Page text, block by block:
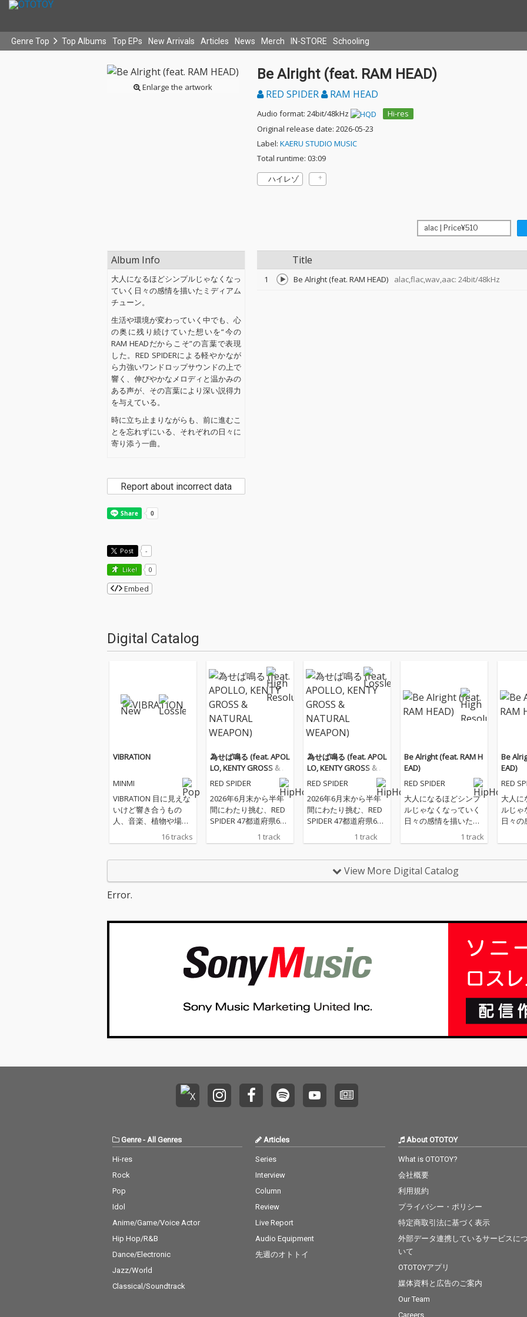
Genre Top Top Albums Top EPs New Arrivals Articles News Merch IN-STORE Schooling
Enlarge the artwork
Be Alright (feat. RAM HEAD)
RED SPIDER RAM HEAD
Audio format: 24bit/48kHz
Hi-res
Original release date: 2026-05-23
Label: KAERU STUDIO MUSIC
Total runtime: 03:09
ハイレゾ
Title
1 Be Alright (feat. RAM HEAD) alac,flac,wav,aac: 24bit/48kHz
Album Info
大人になるほどシンプルじゃなくなっ
ていく日々の感情を描いたミディアム
チューン。
生活や環境が変わっていく中でも、心
の奥に残り続けていた想いを“今の
RAM HEADだからこそ”の言葉で表現
した。RED SPIDERによる軽やかなが
ら力強いワンドロップサウンドの上で
響く、伸びやかなメロディと温かみの
ある声が、その言葉により深い説得力
を与えている。
時に立ち止まりながらも、前に進むこ
とを忘れずにいる、それぞれの日々に
寄り添う一曲。
Report about incorrect data
Post -
Like! 0
Embed
Digital Catalog
VIBRATION
MINMI
VIBRATION 目に見えな
いけど響き合うもの
人、音楽、植物や場
所 空気感や響き 最近
は "Good Vibes " な
丁寧に一つ一つの工程
今や3分で生成できる
られた音 抱擁、別離、
葛藤や気づきから生ま
の"VIBRATION"を味わ
きっかけにお役立てて
をあげるノリノリの曲
落ち着ける曲、 メディ
出す曲、眠れる曲、 涙
を流しきれる曲、など
心を綺麗に洗い流せる
います。
16 tracks
為せば鳴る (feat. APOL
LO, KENTY GROSS & N
ATURAL WEAPON)
RED SPIDER
2026年6月末から半年
間にわたり挑む、RED
SPIDER 47都道府県60
カ所ワンマンツアー20
26 -為せば鳴る、鳴ら
上げた今作は、ツアー
ル・アンセム。イント
ロから始まる咆哮のよ
うなフックは、初めて
聴いた瞬間からライブ
せる。 前面に押し出さ
ンドは、まるで最終決
感と高揚感を放ち、
「声上げろ今」「世代
ックには、これから始
まる全国60カ所への覚
悟がにじむ。 “世の中
総力戦のアンセム。
1 track
為せば鳴る (feat. APOL
LO, KENTY GROSS & N
ATURAL WEAPON)
RED SPIDER
2026年6月末から半年
間にわたり挑む、RED
SPIDER 47都道府県60
カ所ワンマンツアー20
26 -為せば鳴る、鳴ら
のテーマソング。 APO
LLO、KENTY GROSS、
上げた今作は、ツアー
ル・アンセム。イント
ロから始まる咆哮のよ
うなフックは、初めて
せる。 前面に押し出さ
ンドは、まるで最終決
感と高揚感を放ち、
「声上げろ今」「世代
まる全国60カ所への覚
1 track
Be Alright (feat. RAM H
EAD)
RED SPIDER
大人になるほどシンプ
ルじゃなくなっていく
日々の感情を描いたミ
ディアムチューン。 生
活や環境が変わってい
り続けていた想いを“今
のRAM HEADだからこ
ロップサウンドの上で
ディと温かみのある声
が、その言葉により深
がらも、前に進むこと
を忘れずにいる、それ
ぞれの日々に寄り添う
1 track
Be
EAD)
RED
大人に
ルじゃ
日々の
ディア
活や環
ロップ
ディと
が、そ
がらも
を忘れ
ぞれの
一曲。
View More Digital Catalog
Error.
Genre- All Genres
Hi-res
Rock
Pop
Idol
Anime/Game/Voice Actor
Hip Hop/R&B
Dance/Electronic
Jazz/World
Classical/Soundtrack
Articles
Series
Interview
Column
Review
Live Report
Audio Equipment
先週のオトトイ
About OTOTOY
What is OTOTOY?
会社概要
利用規約
プライバシー・ポリシー
特定商取引法に基づく表示
外部データ連携しているサービスにつ
いて
OTOTOYアプリ
媒体資料と広告のご案内
Our Team
Careers